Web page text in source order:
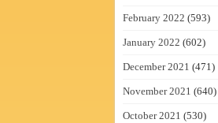
February 2022 (593)
January 2022 (602)
December 2021 (471)
November 2021 (640)
October 2021 (530)